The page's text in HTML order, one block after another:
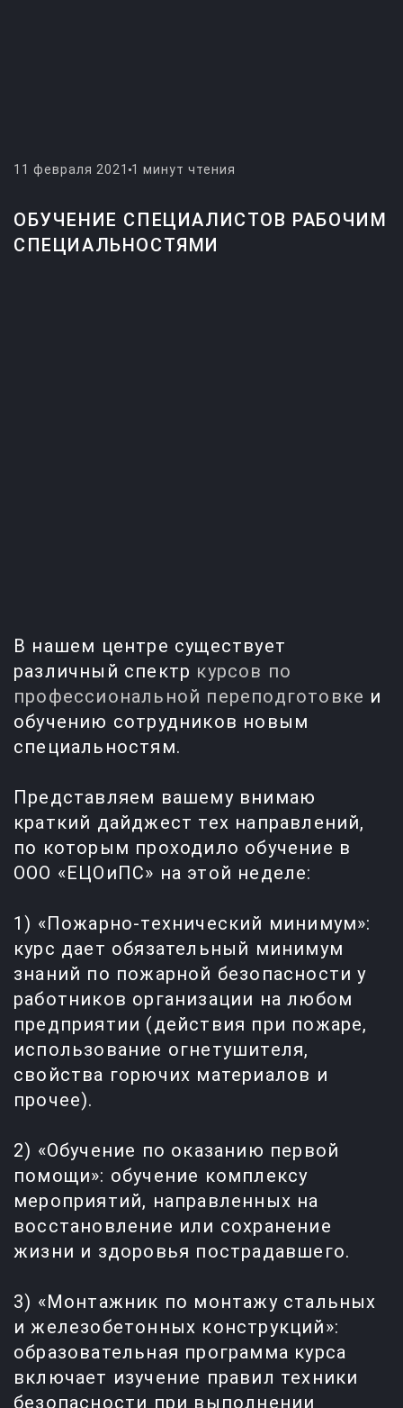
11 февраля 2021 1 минут чтения
ОБУЧЕНИЕ СПЕЦИАЛИСТОВ РАБОЧИМ
СПЕЦИАЛЬНОСТЯМИ
В нашем центре существует
различный спектр курсов по
профессиональной переподготовке и
обучению сотрудников новым
специальностям.
Представляем вашему внимаю
краткий дайджест тех направлений,
по которым проходило обучение в
ООО «ЕЦОиПС» на этой неделе:
1) «Пожарно-технический минимум»:
курс дает обязательный минимум
знаний по пожарной безопасности у
работников организации на любом
предприятии (действия при пожаре,
использование огнетушителя,
свойства горючих материалов и
прочее).
2) «Обучение по оказанию первой
помощи»: обучение комплексу
мероприятий, направленных на
восстановление или сохранение
жизни и здоровья пострадавшего.
3) «Монтажник по монтажу стальных
и железобетонных конструкций»:
образовательная программа курса
включает изучение правил техники
безопасности при выполнении